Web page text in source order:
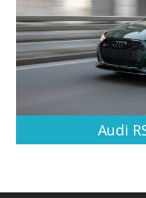
Audi